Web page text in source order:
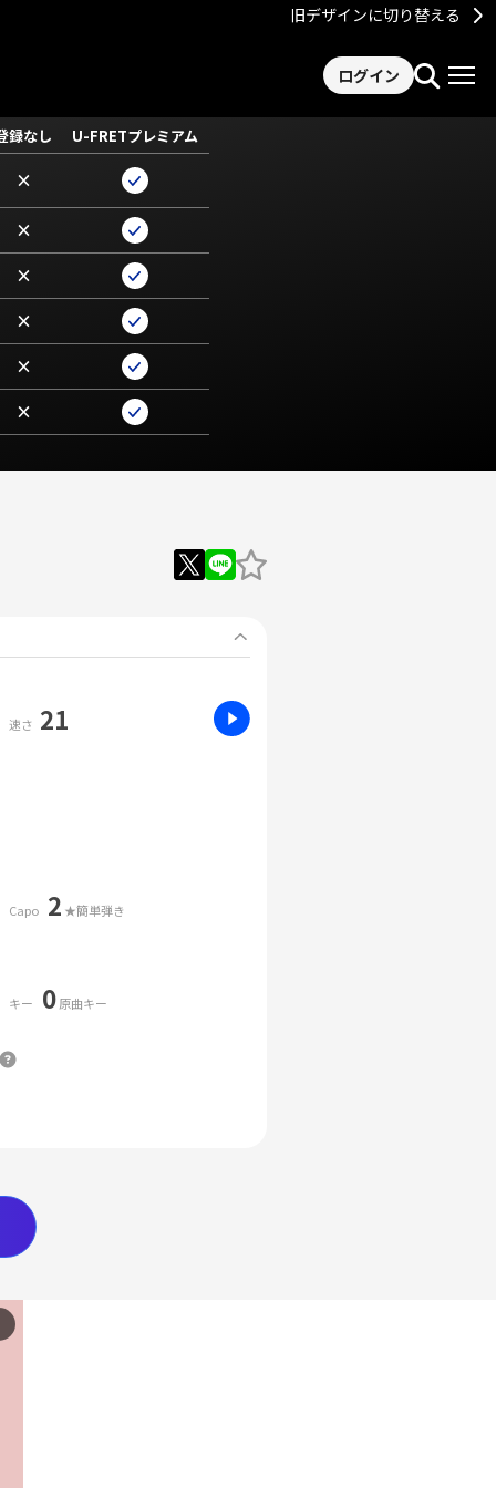
旧デザインに切り替える
ログイン
録なし U-FRETプレミアム
×
×
×
×
×
×
速さ 21
Capo 2 ★簡単弾き
キー 0原曲キー